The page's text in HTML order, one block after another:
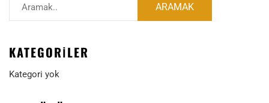
KATEGORILER
Kategori yok